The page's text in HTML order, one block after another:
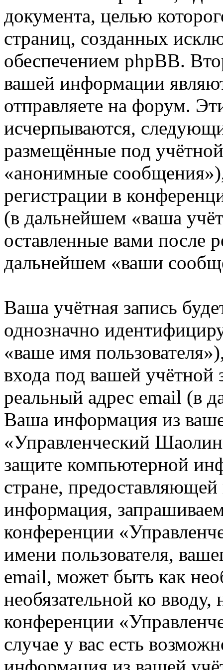
документа, целью
страниц, созданных
обеспечением phpBB.
вашей информации
отправляете на форум.
исчерпываются,
размещённые под
«анонимные
регистрации в
(в дальнейшем «ваша
оставленные вами после
дальнейшем «ваши
Ваша учётная запись
однозначно
«ваше имя
входа под вашей учётной
реальный адрес email (в
Ваша информация из
«Управленческий
защите компьютерной
стране,
информация,
конференции
имени пользователя,
email, может быть как
необязательной ко
конференции
случае у вас есть